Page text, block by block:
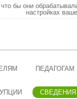
бы они
настройках
ПЕДАГОГАМ